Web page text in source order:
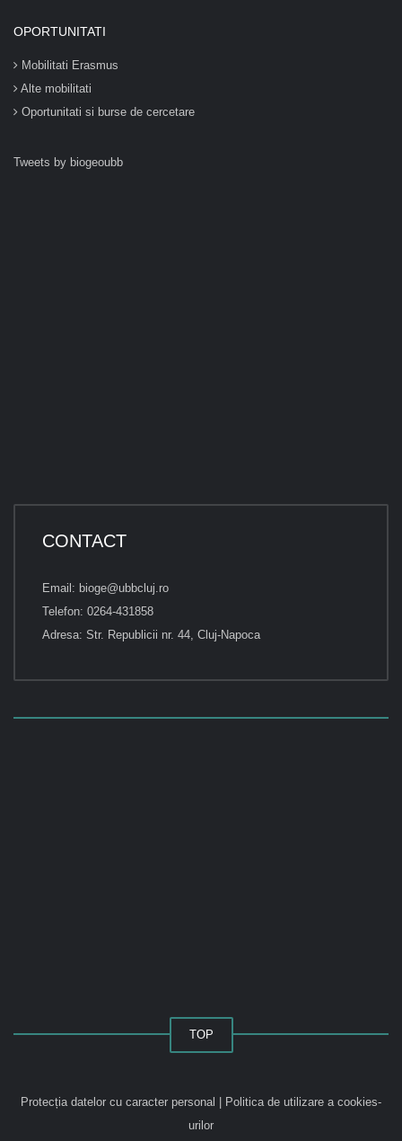
OPORTUNITATI
Mobilitati Erasmus
Alte mobilitati
Oportunitati si burse de cercetare
Tweets by biogeoubb
CONTACT
Email: bioge@ubbcluj.ro
Telefon: 0264-431858
Adresa: Str. Republicii nr. 44, Cluj-Napoca
TOP
Protecția datelor cu caracter personal | Politica de utilizare a cookies-
urilor